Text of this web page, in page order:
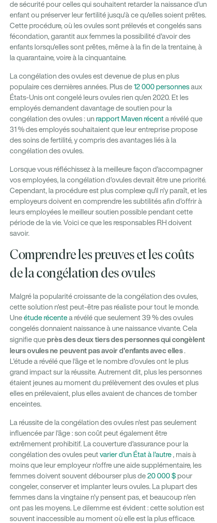
de sécurité pour celles qui souhaitent retarder la naissance d'un
enfant ou préserver leur fertilité jusqu'à ce qu'elles soient prêtes.
Cette procédure, où les ovules sont prélevés et congelés sans
fécondation, garantit aux femmes la possibilité d'avoir des
enfants lorsqu'elles sont prêtes, même à la fin de la trentaine, à
la quarantaine, voire à la cinquantaine.
La congélation des ovules est devenue de plus en plus
populaire ces dernières années. Plus de12 000 personnesaux
États-Unis ont congelé leurs ovules rien qu'en 2020. Et les
employés demandent davantage de soutien pour la
congélation des ovules : unrapport Maven récenta révélé que
31 % des employés souhaitaient que leur entreprise propose
des soins de fertilité, y compris des avantages liés à la
congélation des ovules.
Lorsque vous réfléchissez à la meilleure façon d'accompagner
vos employées, la congélation d'ovules devrait être une priorité.
Cependant, la procédure est plus complexe qu'il n'y paraît, et les
employeurs doivent en comprendre les subtilités afin d'offrir à
leurs employées le meilleur soutien possible pendant cette
période de la vie. Voici ce que les responsables RH doivent
savoir.
Comprendre les preuves et les coûts
de la congélation des ovules
Malgré la popularité croissante de la congélation des ovules,
cette solution n'est peut-être pas réaliste pour tout le monde.
Uneétude récentea révélé que seulement 39 % des ovules
congelés donnaient naissance à une naissance vivante. Cela
signifie queprès des deux tiers des personnes qui congèlent
leurs ovules ne peuvent pas avoir d'enfants avec elles.
L'étude a révélé que l'âge et le nombre d'ovules ont le plus
grand impact sur la réussite. Autrement dit, plus les personnes
étaient jeunes au moment du prélèvement des ovules et plus
elles en prélevaient, plus elles avaient de chances de tomber
enceintes.
La réussite de la congélation des ovules n'est pas seulement
influencée par l'âge : son coût peut également être
extrêmement prohibitif. La couverture d'assurance pour la
congélation des ovules peutvarier d'un État à l'autre, mais à
moins que leur employeur n'offre une aide supplémentaire, les
femmes doivent souvent débourser plus de20 000 $ pour
congeler, conserver et implanter leurs ovules. La plupart des
femmes dans la vingtaine n'y pensent pas, et beaucoup n'en
ont pas les moyens. Le dilemme est évident : cette solution est
souvent inaccessible au moment où elle est la plus efficace.